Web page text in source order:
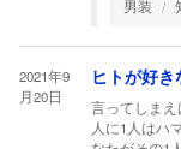
男装
2021年9
月20日
ヒトが好き
言ってしま
人に1人はハ